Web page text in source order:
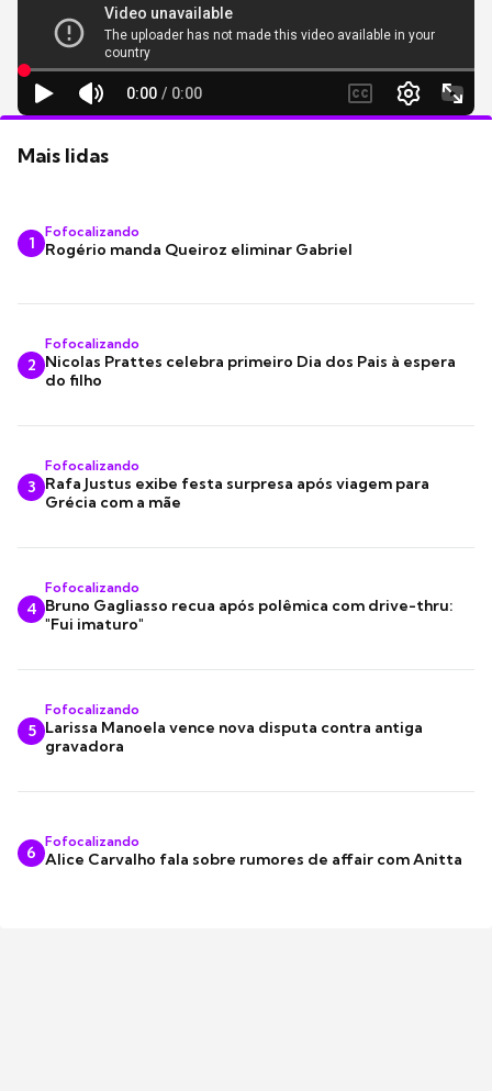
Mais lidas
1
Fofocalizando
Rogério manda Queiroz eliminar Gabriel
2
Fofocalizando
Nicolas Prattes celebra primeiro Dia dos Pais à espera
do filho
3
Fofocalizando
Rafa Justus exibe festa surpresa após viagem para
Grécia com a mãe
4
Fofocalizando
Bruno Gagliasso recua após polêmica com drive-thru:
"Fui imaturo"
5
Fofocalizando
Larissa Manoela vence nova disputa contra antiga
gravadora
6
Fofocalizando
Alice Carvalho fala sobre rumores de affair com Anitta